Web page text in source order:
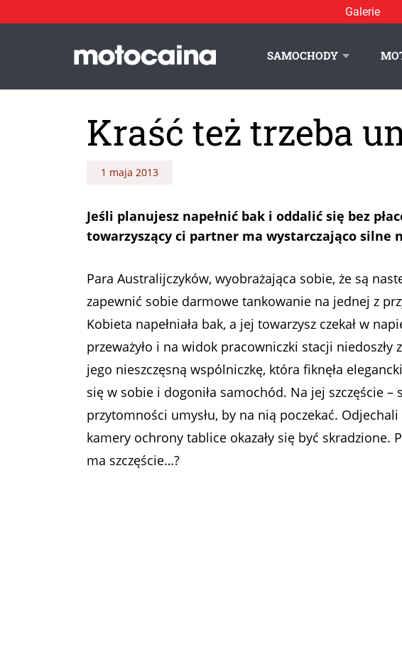
Galerie
SAMOCHODY
Kraść też trzeba
1 maja 2013
Jeśli planujesz napełnić bak i oddalić się bez
towarzyszący ci partner ma wystarczająco silne
Para Australijczyków, wyobrażająca sobie, że są
zapewnić sobie darmowe tankowanie na jednej z
Kobieta napełniała bak, a jej towarzysz czekał w
przeważyło i na widok pracowniczki stacji niedoszły
jego nieszczęsną wspólniczkę, która fiknęła
się w sobie i dogoniła samochód. Na jej szczęście
przytomności umysłu, by na nią poczekać.
kamery ochrony tablice okazały się być skradzione.
ma szczęście…?